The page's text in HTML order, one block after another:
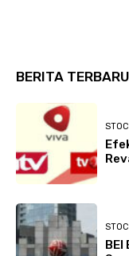
BERITA TERBARU
BEI